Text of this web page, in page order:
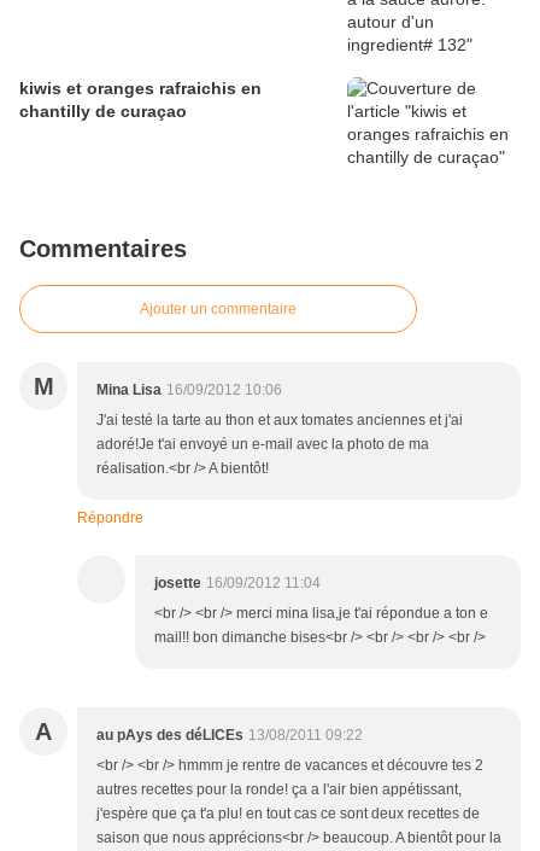
kiwis et oranges rafraichis en
chantilly de curaçao
Commentaires
Ajouter un commentaire
M Mina Lisa 16/09/2012 10:06
J'ai testé la tarte au thon et aux tomates anciennes et j'ai
adoré!Je t'ai envoyé un e-mail avec la photo de ma
réalisation.<br /> A bientôt!
Répondre
josette 16/09/2012 11:04
<br /> <br /> merci mina lisa,je t'ai répondue a ton e
mail!! bon dimanche bises<br /> <br /> <br /> <br />
A au pAys des déLICEs 13/08/2011 09:22
<br /> <br /> hmmm je rentre de vacances et découvre tes 2
autres recettes pour la ronde! ça a l'air bien appétissant,
j'espère que ça t'a plu! en tout cas ce sont deux recettes de
saison que nous apprécions<br /> beaucoup. A bientôt pour la